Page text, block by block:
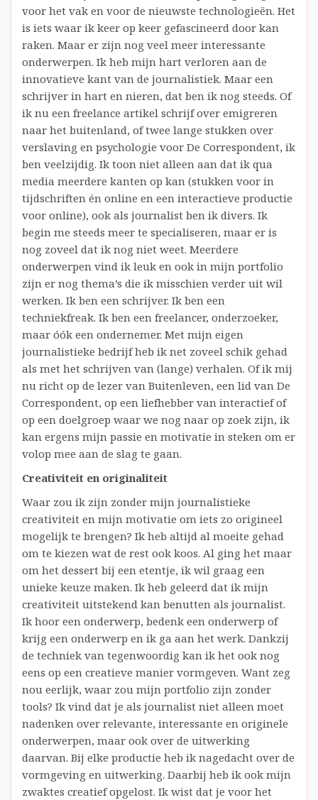
voor het vak en voor de nieuwste technologieën. Het
is iets waar ik keer op keer gefascineerd door kan
raken. Maar er zijn nog veel meer interessante
onderwerpen. Ik heb mijn hart verloren aan de
innovatieve kant van de journalistiek. Maar een
schrijver in hart en nieren, dat ben ik nog steeds. Of
ik nu een freelance artikel schrijf over emigreren
naar het buitenland, of twee lange stukken over
verslaving en psychologie voor De Correspondent, ik
ben veelzijdig. Ik toon niet alleen aan dat ik qua
media meerdere kanten op kan (stukken voor in
tijdschriften én online en een interactieve productie
voor online), ook als journalist ben ik divers. Ik
begin me steeds meer te specialiseren, maar er is
nog zoveel dat ik nog niet weet. Meerdere
onderwerpen vind ik leuk en ook in mijn portfolio
zijn er nog thema’s die ik misschien verder uit wil
werken. Ik ben een schrijver. Ik ben een
techniekfreak. Ik ben een freelancer, onderzoeker,
maar óók een ondernemer. Met mijn eigen
journalistieke bedrijf heb ik net zoveel schik gehad
als met het schrijven van (lange) verhalen. Of ik mij
nu richt op de lezer van Buitenleven, een lid van De
Correspondent, op een liefhebber van interactief of
op een doelgroep waar we nog naar op zoek zijn, ik
kan ergens mijn passie en motivatie in steken om er
volop mee aan de slag te gaan.
Creativiteit en originaliteit
Waar zou ik zijn zonder mijn journalistieke
creativiteit en mijn motivatie om iets zo origineel
mogelijk te brengen? Ik heb altijd al moeite gehad
om te kiezen wat de rest ook koos. Al ging het maar
om het dessert bij een etentje, ik wil graag een
unieke keuze maken. Ik heb geleerd dat ik mijn
creativiteit uitstekend kan benutten als journalist.
Ik hoor een onderwerp, bedenk een onderwerp of
krijg een onderwerp en ik ga aan het werk. Dankzij
de techniek van tegenwoordig kan ik het ook nog
eens op een creatieve manier vormgeven. Want zeg
nou eerlijk, waar zou mijn portfolio zijn zonder
tools? Ik vind dat je als journalist niet alleen moet
nadenken over relevante, interessante en originele
onderwerpen, maar ook over de uitwerking
daarvan. Bij elke productie heb ik nagedacht over de
vormgeving en uitwerking. Daarbij heb ik ook mijn
zwaktes creatief opgelost. Ik wist dat je voor het